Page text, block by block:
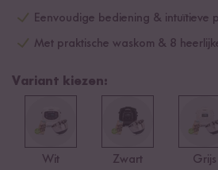
Eenvoudige bediening & intuïtieve
Met praktische waskom & 8
Variant kiezen:
Wit Zwart Grijs